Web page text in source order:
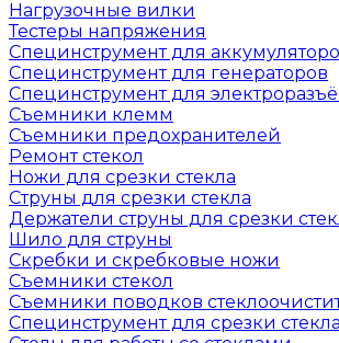
Нагрузочные вилки
Тестеры напряжения
Специнструмент для
Специнструмент для генераторов
Специнструмент для
Съемники клемм
Съемники предохранителей
Ремонт стекол
Ножи для срезки стекла
Струны для срезки стекла
Держатели струны для срезки
Шило для струны
Скребки и скребковые ножи
Съемники стекол
Съемники поводков
Специнструмент для срезки